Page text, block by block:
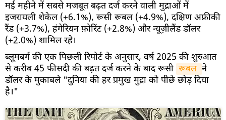
मई महीने में सबसे मजबूत बढ़त दर्ज करने वाली मुद्राओं में
इजरायली शेकेल (+6.1%), रूसी रूबल (+4.9%), दक्षिण अफ्रीकी
रैंड (+3.7%), हंगेरियन फ़ोरिंट (+2.8%) और न्यूज़ीलैंड डॉलर
(+2.0%) शामिल रहे।
ब्लूमबर्ग की एक पिछली रिपोर्ट के अनुसार, वर्ष 2025 की शुरुआत
से करीब 45 फीसदी की बढ़त दर्ज करने के बाद रूसी रूबल ने
डॉलर के मुकाबले "दुनिया की हर प्रमुख मुद्रा को पीछे छोड़ दिया
है।"